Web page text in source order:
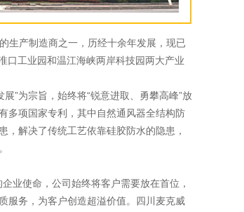
产制造商之一，历经十余年发展，现已
口工业园和温江海峡两岸科技园两大产业
为宗旨，始终将“锐意进取、勇攀高峰”放
多项国家专利，其中自然通风器全结构防
，解决了传统工艺依靠硅胶防水的隐患，
业使命，公司始终将客户需要放在首位，
服务，为客户创造超溢价值。四川麦克威